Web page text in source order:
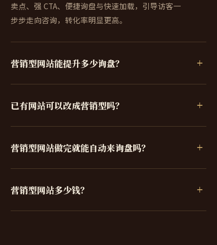
卖点、强 CTA、便捷询盘与快速加载，引导访客一
步步走向咨询，转化率明显更高。
营销型网站能提升多少询盘？
已有网站可以改成营销型吗？
营销型网站做完就能自动来询盘吗？
营销型网站多少钱？